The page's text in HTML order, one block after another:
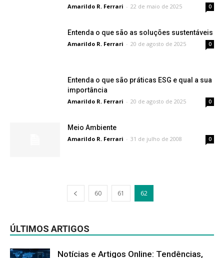
Amarildo R. Ferrari - 22 de maio de 2025 0
Entenda o que são as soluções sustentáveis
Amarildo R. Ferrari - 20 de agosto de 2025 0
Entenda o que são práticas ESG e qual a sua
importância
Amarildo R. Ferrari - 20 de agosto de 2025 0
Meio Ambiente
Amarildo R. Ferrari - 31 de julho de 2008 0
60 61 62
ÚLTIMOS ARTIGOS
Notícias e Artigos Online: Tendências,